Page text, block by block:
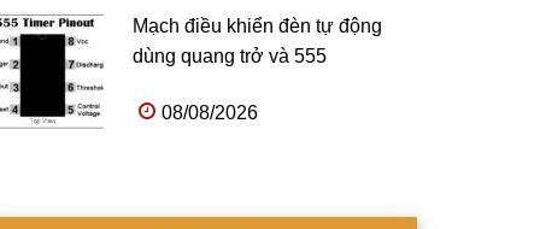
Mạch điều khiển đèn tự động
dùng quang trở và 555
08/08/2026